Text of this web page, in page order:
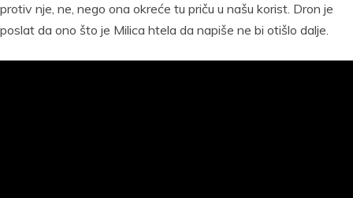
protiv nje, ne, nego ona okreće tu priču u našu korist. Dron je
poslat da ono što je Milica htela da napiše ne bi otišlo dalje.